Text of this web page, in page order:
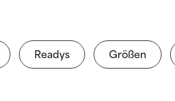
Readys Größen